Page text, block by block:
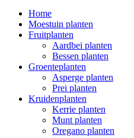
Home
Moestuin planten
Fruitplanten
Aardbei planten
Bessen planten
Groenteplanten
Asperge planten
Prei planten
Kruidenplanten
Kerrie planten
Munt planten
Oregano planten